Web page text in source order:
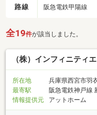
路線 阪急電鉄甲陽線
全19件が該当しました。
（株）インフィニティ
所在地
兵庫県西宮市羽
最寄駅
阪急電鉄神戸線
情報提供元
アットホーム